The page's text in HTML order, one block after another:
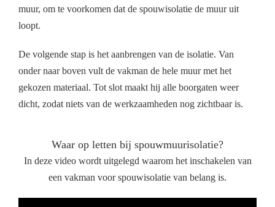
muur, om te voorkomen dat de spouwisolatie de muur uit
loopt.
De volgende stap is het aanbrengen van de isolatie. Van
onder naar boven vult de vakman de hele muur met het
gekozen materiaal. Tot slot maakt hij alle boorgaten weer
dicht, zodat niets van de werkzaamheden nog zichtbaar is.
Waar op letten bij spouwmuurisolatie?
In deze video wordt uitgelegd waarom het inschakelen van
een vakman voor spouwisolatie van belang is.